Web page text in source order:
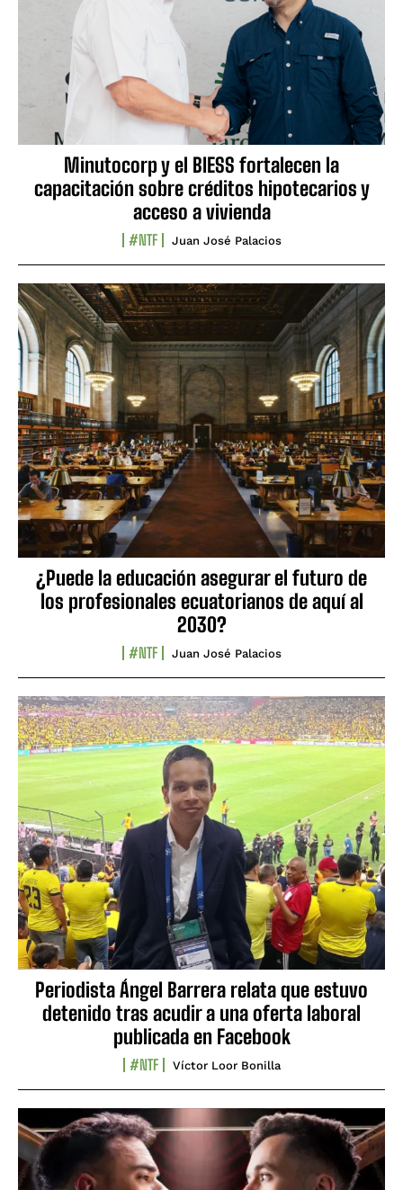
Minutocorp y el BIESS fortalecen la
capacitación sobre créditos hipotecarios y
acceso a vivienda
#NTF Juan José Palacios
¿Puede la educación asegurar el futuro de
los profesionales ecuatorianos de aquí al
2030?
#NTF Juan José Palacios
Periodista Ángel Barrera relata que estuvo
detenido tras acudir a una oferta laboral
publicada en Facebook
#NTF Víctor Loor Bonilla